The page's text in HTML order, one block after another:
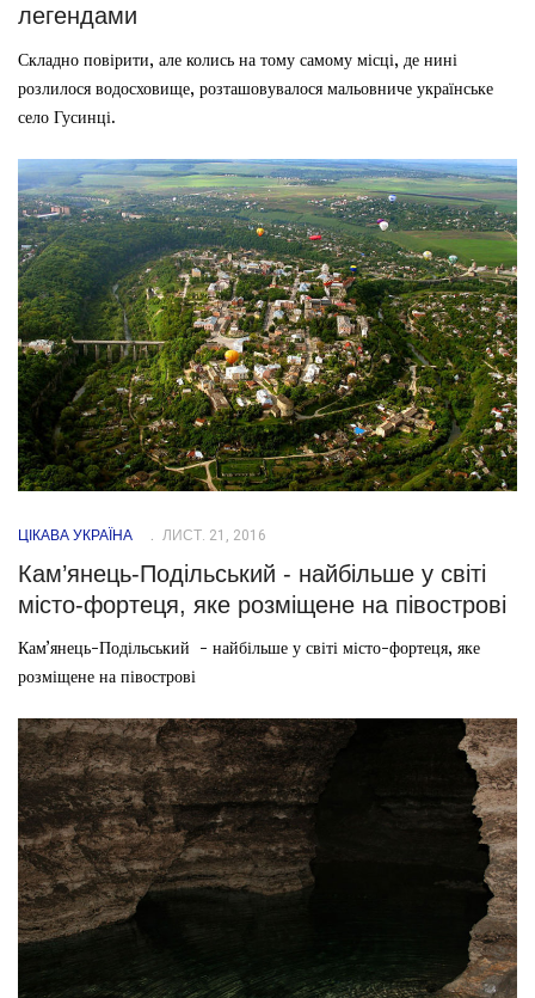
легендами
Складно повірити, але колись на тому самому місці, де нині
розлилося водосховище, розташовувалося мальовниче українське
село Гусинці.
ЦІКАВА УКРАЇНА ЛИСТ. 21, 2016
Кам’янець-Подільський - найбільше у світі
місто-фортеця, яке розміщене на півострові
Кам’янець-Подільський - найбільше у світі місто-фортеця, яке
розміщене на півострові